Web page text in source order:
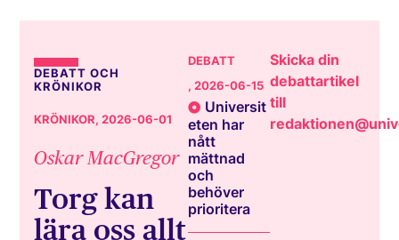
DEBATT OCH
KRÖNIKOR
KRÖNIKOR, 2026-06-01
Oskar MacGregor
Torg kan
lära oss allt
DEBATT
, 2026-06-15
Universit
eten har
nått
mättnad
och
behöver
prioritera
Skicka din
debattartikel
till